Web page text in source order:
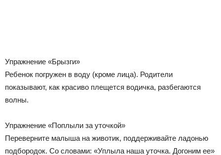
Упражнение «Брызги»
Ребенок погружен в воду (кроме лица). Родители
показывают, как красиво плещется водичка, разбегаются
волны.
Упражнение «Поплыли за уточкой»
Переверните малыша на животик, поддерживайте ладонью
подбородок. Со словами: «Уплыла наша уточка. Догоним ее»